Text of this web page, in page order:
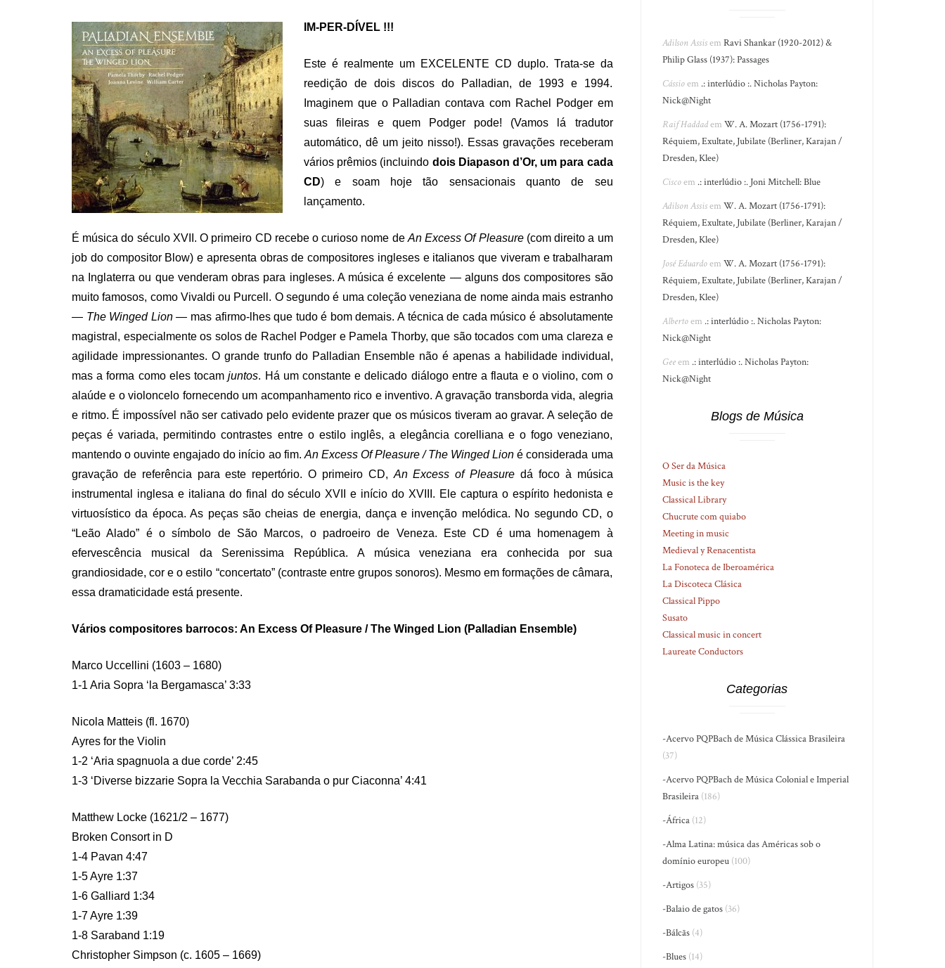
IM-PER-DÍVEL !!!
Este é realmente um EXCELENTE CD duplo. Trata-se da
reedição de dois discos do Palladian, de 1993 e 1994.
Imaginem que o Palladian contava com Rachel Podger em
suas fileiras e quem Podger pode! (Vamos lá tradutor
automático, dê um jeito nisso!). Essas gravações receberam
vários prêmios (incluindo dois Diapason d’Or, um para cada
CD) e soam hoje tão sensacionais quanto de seu
lançamento.
É música do século XVII. O primeiro CD recebe o curioso nome de An Excess Of Pleasure(com direito a um
job do compositor Blow) e apresenta obras de compositores ingleses e italianos que viveram e trabalharam
na Inglaterra ou que venderam obras para ingleses. A música é excelente — alguns dos compositores são
muito famosos, como Vivaldi ou Purcell. O segundo é uma coleção veneziana de nome ainda mais estranho
— The Winged Lion — mas afirmo-lhes que tudo é bom demais. A técnica de cada músico é absolutamente
magistral, especialmente os solos de Rachel Podger e Pamela Thorby, que são tocados com uma clareza e
agilidade impressionantes. O grande trunfo do Palladian Ensemble não é apenas a habilidade individual,
mas a forma como eles tocamjuntos. Há um constante e delicado diálogo entre a flauta e o violino, com o
alaúde e o violoncelo fornecendo um acompanhamento rico e inventivo. A gravação transborda vida, alegria
e ritmo. É impossível não ser cativado pelo evidente prazer que os músicos tiveram ao gravar. A seleção de
peças é variada, permitindo contrastes entre o estilo inglês, a elegância corelliana e o fogo veneziano,
mantendo o ouvinte engajado do início ao fim. An Excess Of Pleasure / The Winged Lion é considerada uma
gravação de referência para este repertório. O primeiro CD, An Excess of Pleasure dá foco à música
instrumental inglesa e italiana do final do século XVII e início do XVIII. Ele captura o espírito hedonista e
virtuosístico da época. As peças são cheias de energia, dança e invenção melódica. No segundo CD, o
“Leão Alado” é o símbolo de São Marcos, o padroeiro de Veneza. Este CD é uma homenagem à
efervescência musical da Serenissima República. A música veneziana era conhecida por sua
grandiosidade, cor e o estilo “concertato” (contraste entre grupos sonoros). Mesmo em formações de câmara,
essa dramaticidade está presente.
Vários compositores barrocos: An Excess Of Pleasure / The Winged Lion (Palladian Ensemble)
Marco Uccellini (1603 – 1680)
1-1 Aria Sopra ‘la Bergamasca’ 3:33
Nicola Matteis (fl. 1670)
Ayres for the Violin
1-2 ‘Aria spagnuola a due corde’ 2:45
1-3 ‘Diverse bizzarie Sopra la Vecchia Sarabanda o pur Ciaconna’ 4:41
Matthew Locke (1621/2 – 1677)
Broken Consort in D
1-4 Pavan 4:47
1-5 Ayre 1:37
1-6 Galliard 1:34
1-7 Ayre 1:39
1-8 Saraband 1:19
Christopher Simpson (c. 1605 – 1669)
Adilson AssisemRavi Shankar (1920-2012) &
Philip Glass (1937): Passages
Cássioem .: interlúdio :. Nicholas Payton:
Nick@Night
Raif HaddademW. A. Mozart (1756-1791):
Réquiem, Exultate, Jubilate (Berliner, Karajan /
Dresden, Klee)
Ciscoem .: interlúdio :. Joni Mitchell: Blue
Adilson AssisemW. A. Mozart (1756-1791):
Réquiem, Exultate, Jubilate (Berliner, Karajan /
Dresden, Klee)
José EduardoemW. A. Mozart (1756-1791):
Réquiem, Exultate, Jubilate (Berliner, Karajan /
Dresden, Klee)
Albertoem .: interlúdio :. Nicholas Payton:
Nick@Night
Geeem .: interlúdio :. Nicholas Payton:
Nick@Night
Blogs de Música
O Ser da Música
Music is the key
Classical Library
Chucrute com quiabo
Meeting in music
Medieval y Renacentista
La Fonoteca de Iberoamérica
La Discoteca Clásica
Classical Pippo
Susato
Classical music in concert
Laureate Conductors
Categorias
-Acervo PQPBach de Música Clássica Brasileira
(37)
-Acervo PQPBach de Música Colonial e Imperial
Brasileira (186)
-África (12)
-Alma Latina: música das Américas sob o
domínio europeu (100)
-Artigos (35)
-Balaio de gatos (36)
-Bálcãs (4)
-Blues (14)